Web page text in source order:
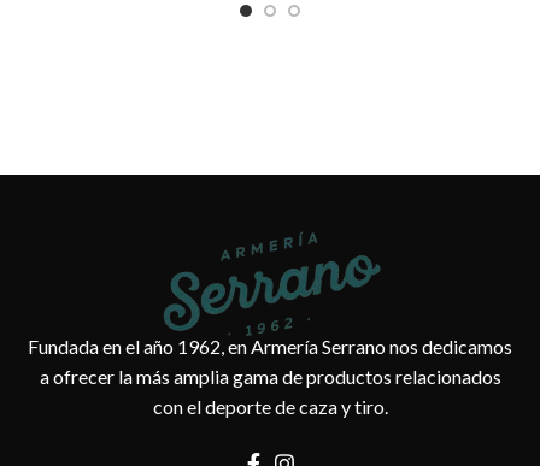
Fundada en el año 1962, en Armería Serrano nos dedicamos
a ofrecer la más amplia gama de productos relacionados
con el deporte de caza y tiro.